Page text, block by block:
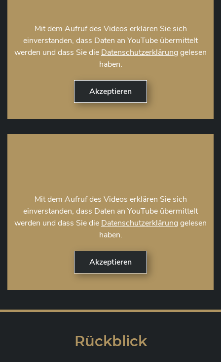
Mit dem Aufruf des Videos erklären Sie sich
einverstanden, dass Daten an YouTube übermittelt
werden und dass Sie die Datenschutzerklärunggelesen
haben.
Mit dem Aufruf des Videos erklären Sie sich
einverstanden, dass Daten an YouTube übermittelt
werden und dass Sie die Datenschutzerklärunggelesen
haben.
Rückblick